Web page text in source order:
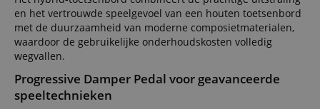
en het vertrouwde speelgevoel van een houten toetsenbord
met de duurzaamheid van moderne composietmaterialen,
waardoor de gebruikelijke onderhoudskosten volledig
wegvallen.
Progressive Damper Pedal voor geavanceerde
speeltechnieken